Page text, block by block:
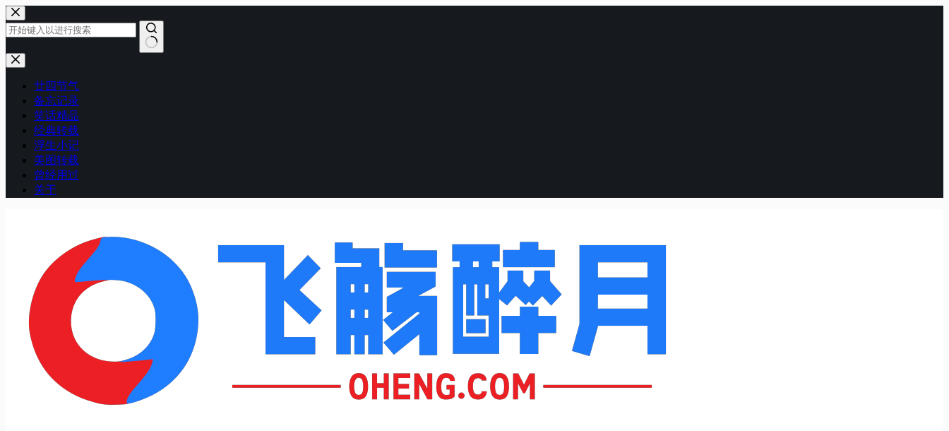
跳
至
内
容
无
廿四节气
备忘记录
笑话精品
经典转载
浮生小记
美图转载
曾经用过
关于